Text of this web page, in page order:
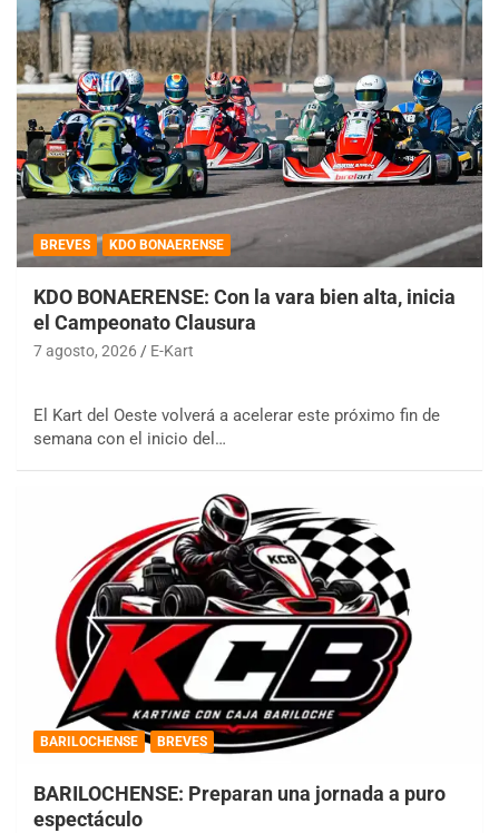
BREVES KDO BONAERENSE
KDO BONAERENSE: Con la vara bien alta, inicia
el Campeonato Clausura
7 agosto, 2026 E-Kart
El Kart del Oeste volverá a acelerar este próximo fin de
semana con el inicio del…
BARILOCHENSE BREVES
BARILOCHENSE: Preparan una jornada a puro
espectáculo